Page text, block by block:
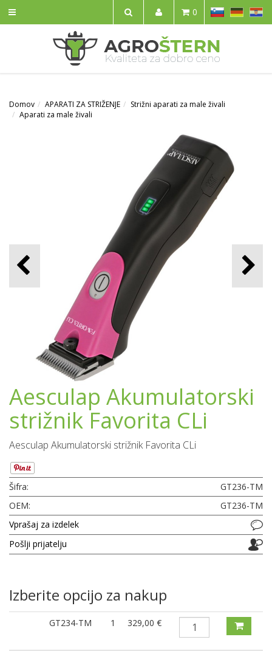
IŠČI
SL HR
0
Domov APARATI ZA STRIŽENJE
Strižni aparati za male živali
Aparati za male živali
Aesculap Akumulatorski
strižnik Favorita CLi
Aesculap Akumulatorski strižnik Favorita CLi
Šifra:
GT236-TM
OEM:
GT236-TM
Vprašaj za izdelek
Pošlji prijatelju
Izberite opcijo za nakup
GT234-TM 1 329,00 €